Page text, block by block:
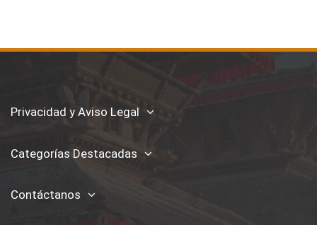
Privacidad y Aviso Legal
Categorías Destacadas
Contáctanos